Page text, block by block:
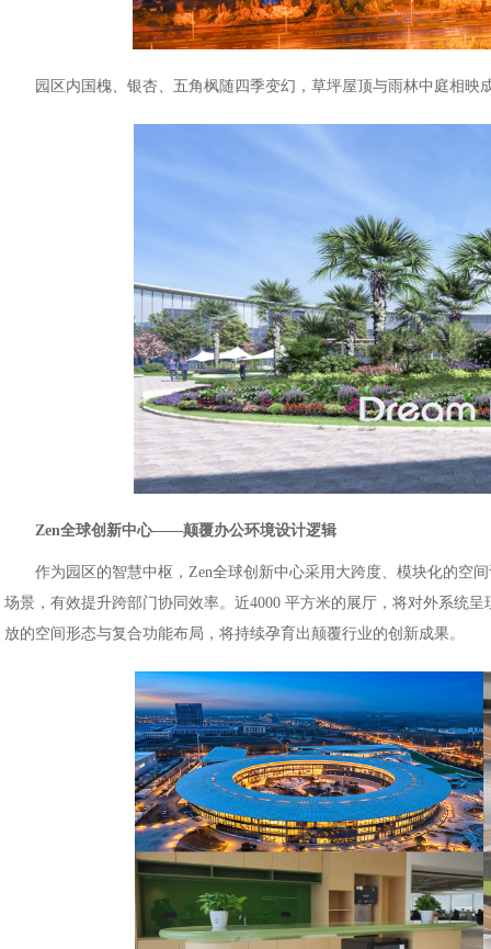
园区内国槐、银杏、五角枫随四季变幻，草坪屋顶与雨林中庭相
Zen全球创新中心——颠覆办公环境设计逻辑
作为园区的智慧中枢，Zen全球创新中心采用大跨度、模块化的空
场景，有效提升跨部门协同效率。近4000 平方米的展厅，将对外系统
放的空间形态与复合功能布局，将持续孕育出颠覆行业的创新成果。